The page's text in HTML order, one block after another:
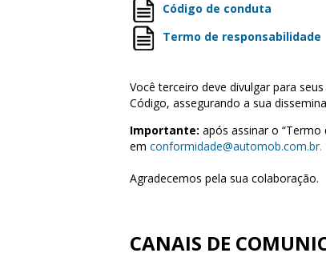
Código de conduta
Termo de responsabilidade
Você terceiro deve divulgar para
Código, assegurando a sua
Importante: após assinar o
em conformidade@automob.com.br.
Agradecemos pela sua colaboração.
CANAIS DE